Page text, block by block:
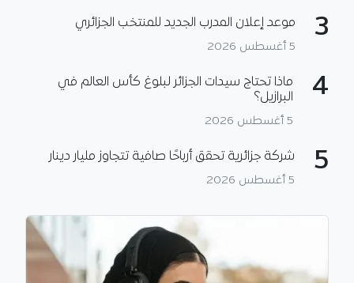
3 موعد إعلان المدرب الجديد للمنتخب الجزائري
5 أغسطس 2026
4
ماذا تحتاج سيدات الجزائر لبلوغ كأس العالم في
البرازيل؟
5 أغسطس 2026
5 شركة جزائرية تحقق أرباحًا صافية تتجاوز مليار دينار
5 أغسطس 2026